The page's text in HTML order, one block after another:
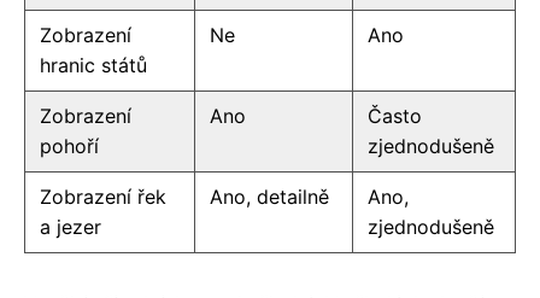
Zobrazení
hranic států
Ne Ano
Zobrazení
pohoří
Ano
Často
zjednodušeně
Zobrazení řek
a jezer
Ano, detailně
Ano,
zjednodušeně